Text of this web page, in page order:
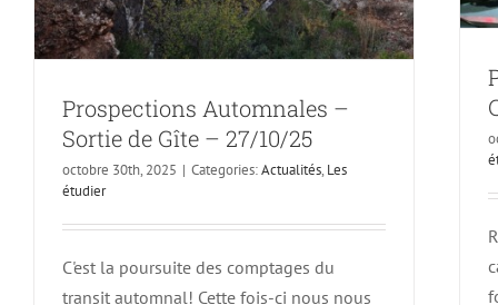
Prospections Automnales –
Sortie de Gîte – 27/10/25
octobre 30th, 2025 | Categories:Actualités, Les
étudier
C'est la poursuite des comptages du
transit automnal! Cette fois-ci nous nous